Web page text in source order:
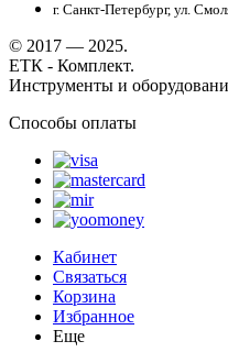
г. Санкт-Петербург, ул.
© 2017 — 2025.
ЕТК - Комплект.
Инструменты и
Способы оплаты
Кабинет
Связаться
Корзина
Избранное
Еще